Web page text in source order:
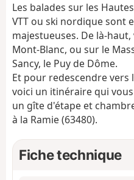
Les balades sur les
VTT ou ski nordique sont
majestueuses. De là-
Mont-Blanc, ou sur le
Sancy, le Puy de Dôme.
Et pour redescendre vers
voici un itinéraire qui
un gîte d'étape et
à la Ramie (63480).
Fiche technique